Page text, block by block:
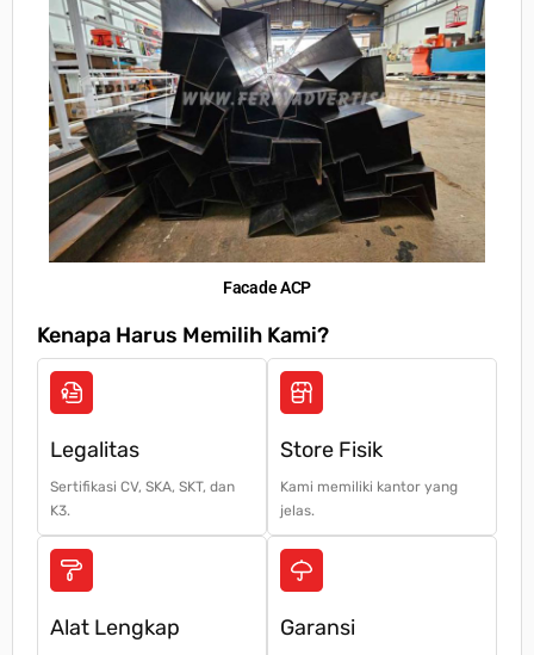
Table of Contents
Jasa Pembuatan Neon Box Pemalang – Desain
Modern, Harga Terjangkau
Keunggulan Neon Box untuk Promosi
Pemalang sebagai pusat bisnis memiliki
persaingan yang sangat ketat. Tanpa signage
yang menonjol, bisnis Anda bisa tenggelam di
antara kompetitor. Neon box hadir sebagai solusi
– Meningkatkan visibilitas – Mudah ditemukan,
bahkan dari kejauhan.
– Promosi 24 jam – Tetap menarik perhatian siang
maupun malam.
– Desain fleksibel – Bisa custom sesuai logo dan
branding usaha.
Facade ACP
Kenapa Harus Memilih Kami?
Legalitas
Sertifikasi CV, SKA, SKT, dan
K3.
Store Fisik
Kami memiliki kantor yang
jelas.
Alat Lengkap Garansi